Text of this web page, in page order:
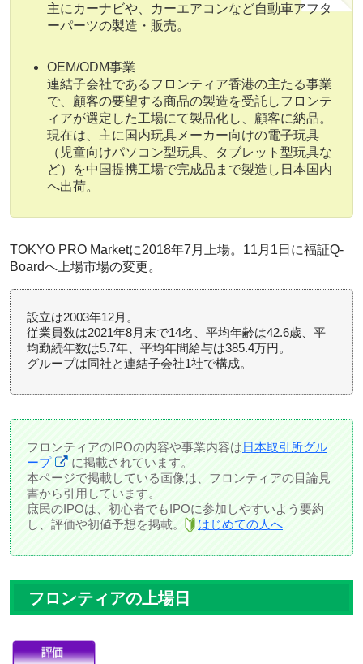
主にカーナビや、カーエアコンなど自動車アフタ
ーパーツの製造・販売。
OEM/ODM事業
連結子会社であるフロンティア香港の主たる事業
で、顧客の要望する商品の製造を受託しフロンテ
ィアが選定した工場にて製品化し、顧客に納品。
現在は、主に国内玩具メーカー向けの電子玩具
（児童向けパソコン型玩具、タブレット型玩具な
ど）を中国提携工場で完成品まで製造し日本国内
へ出荷。
TOKYO PRO Marketに2018年7月上場。11月1日に福証Q-
Boardへ上場市場の変更。
設立は2003年12月。
従業員数は2021年8月末で14名、平均年齢は42.6歳、平
均勤続年数は5.7年、平均年間給与は385.4万円。
グループは同社と連結子会社1社で構成。
フロンティアのIPOの内容や事業内容は日本取引所グル
ープ
に掲載されています。
本ページで掲載している画像は、フロンティアの目論見
書から引用しています。
庶民のIPOは、初心者でもIPOに参加しやすいよう要約
し、評価や初値予想を掲載。
はじめての人へ
フロンティアの上場日